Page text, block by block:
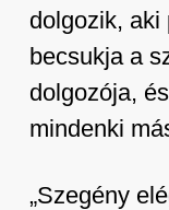
dolgozik, aki
becsukja a
dolgozója,
mindenki
„Szegény